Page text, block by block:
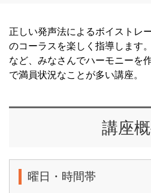
正しい発声法によるボイストレ
のコーラスを楽しく指導します
など、みなさんでハーモニーを
で満員状況なことが多い講座。
講座
曜日・時間帯